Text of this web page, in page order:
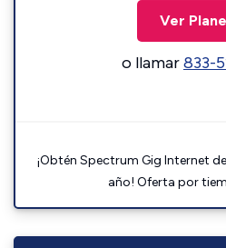
Ver
o llamar833-
¡Obtén Spectrum Gig Internet
año! Oferta por